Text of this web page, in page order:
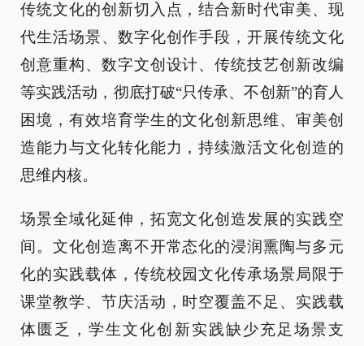
传统文化的创新切入点，结合新时代审美、现
代生活场景、数字化创作手段，开展传统文化
创意重构、数字文创设计、传统技艺创新改编
等实践活动，彻底打破“只传承、不创新”的育人
困境，有效培育学生的文化创新思维、审美创
造能力与文化转化能力，持续激活文化创造的
思维内核。
场景全域化延伸，拓宽文化创造发展的实践空
间。文化创造离不开常态化的浸润熏陶与多元
化的实践载体，传统校园文化传承场景局限于
课堂教学、节庆活动，时空覆盖不足、实践载
体匮乏，学生文化创新实践缺少充足场景支